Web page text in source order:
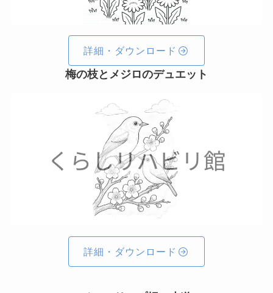
詳細・ダウンロード
梅の枝とメジロのデュエット
詳細・ダウンロード